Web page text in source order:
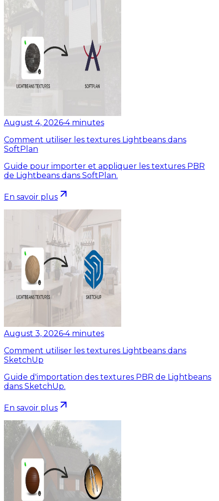
August 4, 2026•4 minutes
Comment utiliser les textures Lightbeans dans
SoftPlan
Guide pour importer et appliquer les textures PBR
de Lightbeans dans SoftPlan.
En savoir plus
August 3, 2026•4 minutes
Comment utiliser les textures Lightbeans dans
SketchUp
Guide d'importation des textures PBR de Lightbeans
dans SketchUp.
En savoir plus